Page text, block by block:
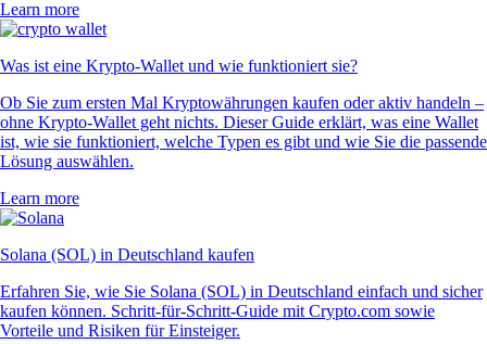
Learn more
Was ist eine Krypto-Wallet und wie funktioniert sie?
Ob Sie zum ersten Mal Kryptowährungen kaufen oder aktiv handeln –
ohne Krypto-Wallet geht nichts. Dieser Guide erklärt, was eine Wallet
ist, wie sie funktioniert, welche Typen es gibt und wie Sie die passende
Lösung auswählen.
Learn more
Solana (SOL) in Deutschland kaufen
Erfahren Sie, wie Sie Solana (SOL) in Deutschland einfach und sicher
kaufen können. Schritt-für-Schritt-Guide mit Crypto.com sowie
Vorteile und Risiken für Einsteiger.